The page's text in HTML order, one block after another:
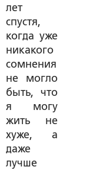
лет
спустя,
когда уже
никакого
сомнения
не могло
быть, что
я могу
жить не
хуже, а
даже
лучше